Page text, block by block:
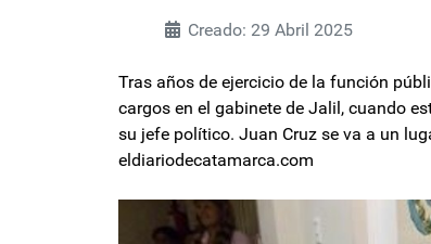
Creado: 29 Abril 2025
Tras años de ejercicio de la función
cargos en el gabinete de Jalil, cuando
su jefe político. Juan Cruz se va a un
eldiariodecatamarca.com